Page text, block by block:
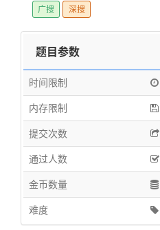
广搜 深搜
题目参数
时间限制
内存限制
提交次数
通过人数
金币数量
难度